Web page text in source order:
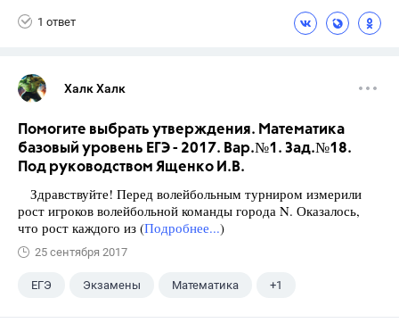
1 ответ
Халк Халк
Помогите выбрать утверждения. Математика
базовый уровень ЕГЭ - 2017. Вар.№1. Зад.№18.
Под руководством Ященко И.В.
Здравствуйте! Перед волейбольным турниром измерили
рост игроков волейбольной команды города N. Оказалось,
что рост каждого из (Подробнее...)
25 сентября 2017
ЕГЭ Экзамены Математика +1